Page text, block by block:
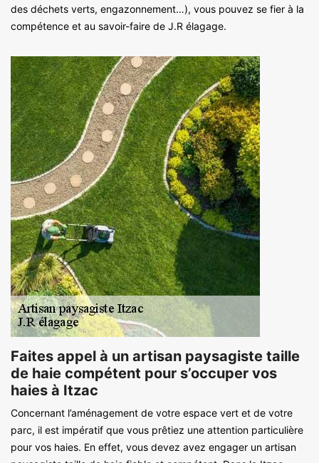
des déchets verts, engazonnement…), vous pouvez se fier à la
compétence et au savoir-faire de J.R élagage.
Faites appel à un artisan paysagiste taille
de haie compétent pour s’occuper vos
haies à Itzac
Concernant l’aménagement de votre espace vert et de votre
parc, il est impératif que vous prêtiez une attention particulière
pour vos haies. En effet, vous devez avez engager un artisan